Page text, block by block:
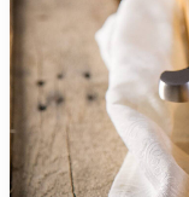
peuvent
être
sélectionnées
page
produit